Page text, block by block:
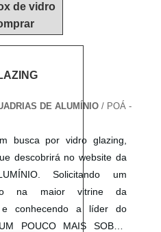
de vidro
DE ALUMÍNIO / POÁ -
busca por vidro glazing,
descobrirá no website da
Solicitando um
na maior vitrine da
e conhecendo a líder do
POUCO MAIS SOBRE